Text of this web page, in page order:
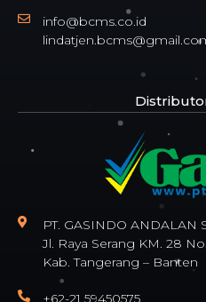
info@bcms.co.id
PT. GASINDO ANDALAN
Jl. Raya Serang KM. 28
Kab. Tangerang – Banten
+62-21 59450575